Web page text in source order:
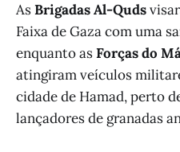
AsBrigadas Al-Quds
Faixa de Gaza com uma
enquanto asForças do
atingiram veículos
cidade de Hamad, perto
lançadores de granadas